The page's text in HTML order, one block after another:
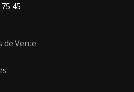
45
de Vente